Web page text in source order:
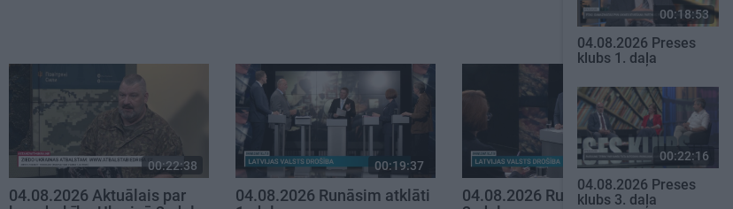
00:22:38
04.08.2026 Aktuālais par
00:19:37
04.08.2026 Runāsim atklāti
00:23:04
04.08.2026 Runāsim atklāti
00:18:53
04.08.2026 Preses
klubs 1. daļa
00:22:16
04.08.2026 Preses
klubs 3. daļa